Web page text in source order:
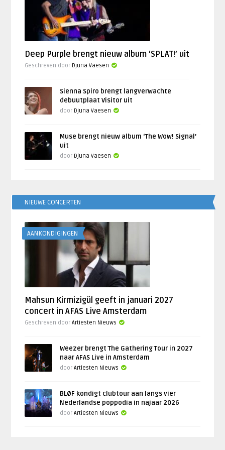
Deep Purple brengt nieuw album ‘SPLAT!’ uit
Geschreven door Djuna Vaesen
Sienna Spiro brengt langverwachte
debuutplaat Visitor uit
door Djuna Vaesen
Muse brengt nieuw album ‘The Wow! Signal’
uit
door Djuna Vaesen
NIEUWE CONCERTEN
AANKONDIGINGEN
Mahsun Kirmizigül geeft in januari 2027
concert in AFAS Live Amsterdam
Geschreven doorArtiesten Nieuws
Weezer brengt The Gathering Tour in 2027
naar AFAS Live in Amsterdam
doorArtiesten Nieuws
BLØF kondigt clubtour aan langs vier
Nederlandse poppodia in najaar 2026
doorArtiesten Nieuws